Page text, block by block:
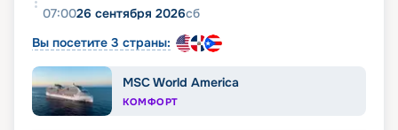
07:0026 сентября 2026сб
Вы посетите 3 страны:
MSC World America
КОМФОРТ